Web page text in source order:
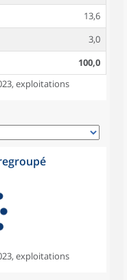
13,6
3,0
100,0
exploitations
exploitations